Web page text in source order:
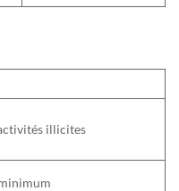
illicites